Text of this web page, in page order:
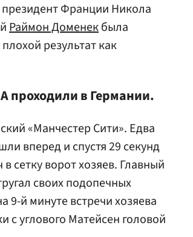
Франции Никола
Раймон Доменекбыла
результат как
проходили в Германии.
«Манчестер Сити». Едва
вперед и спустя 29 секунд
сетку ворот хозяев. Главный
своих подопечных
9-й минуте встречи хозяева
с углового Матейсен головой